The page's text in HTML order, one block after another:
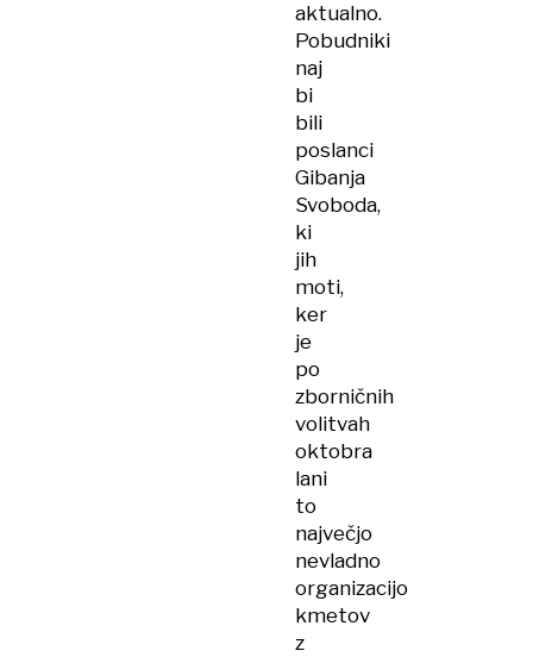
aktualno.
Pobudniki
naj
bi
bili
poslanci
Gibanja
Svoboda,
ki
jih
moti,
ker
je
po
zborničnih
volitvah
oktobra
lani
to
največjo
nevladno
organizacijo
kmetov
z